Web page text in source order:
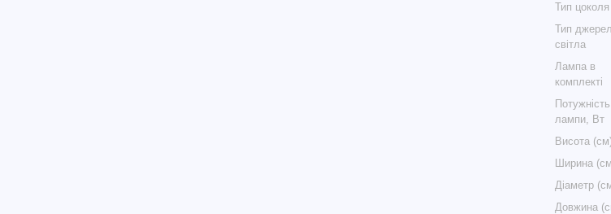
Тип цоколя
Тип
світла
Лампа в
комплекті
Потужність
лампи, Вт
Висота
Ширина
Діаметр
Довжина